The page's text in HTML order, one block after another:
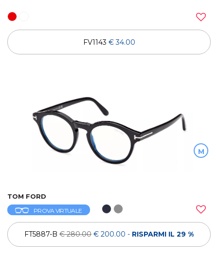
FV1143 € 34.00
M
TOM FORD
PROVA VIRTUALE
FT5887-B € 280.00 € 200.00 - RISPARMI IL 29 %